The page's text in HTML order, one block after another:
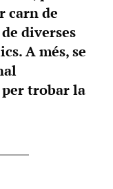
carn de
diverses
A més, se
per trobar la